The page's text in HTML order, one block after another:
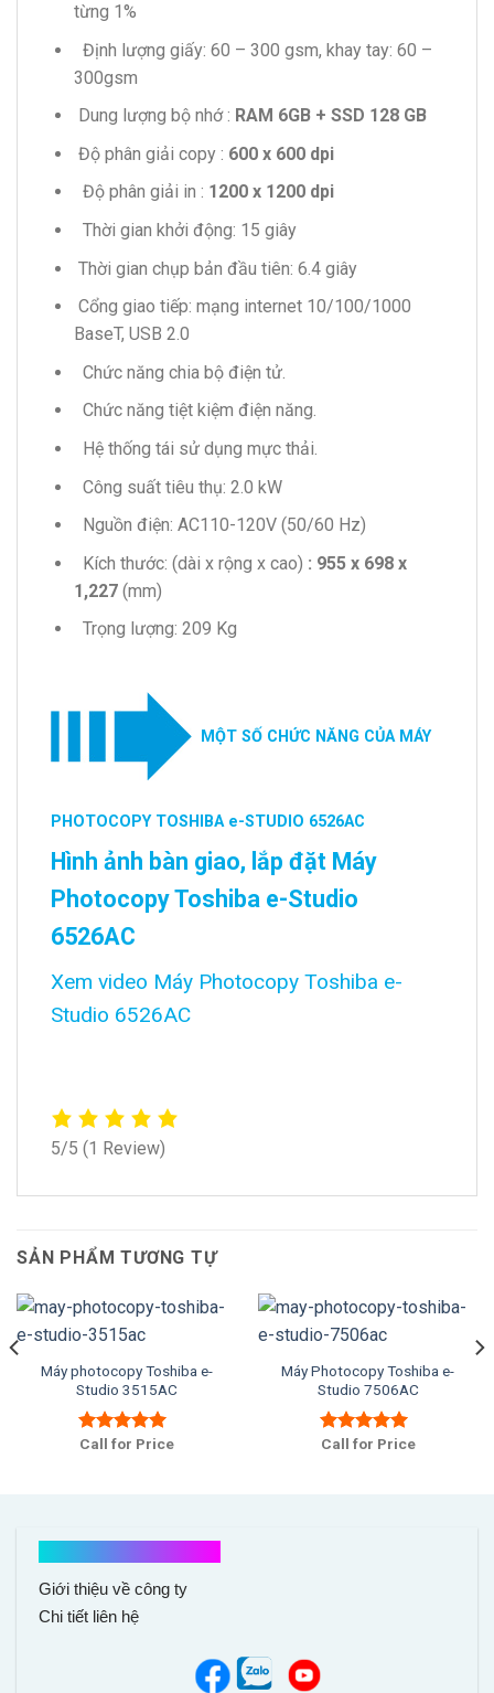
từng 1%
Định lượng giấy: 60 – 300 gsm, khay tay: 60 –
300gsm
Dung lượng bộ nhớ : RAM 6GB + SSD 128 GB
Độ phân giải copy : 600 x 600 dpi
Độ phân giải in : 1200 x 1200 dpi
Thời gian khởi động: 15 giây
Thời gian chụp bản đầu tiên: 6.4 giây
Cổng giao tiếp: mạng internet 10/100/1000
BaseT, USB 2.0
Chức năng chia bộ điện tử.
Chức năng tiệt kiệm điện năng.
Hệ thống tái sử dụng mực thải.
Công suất tiêu thụ: 2.0 kW
Nguồn điện: AC110-120V (50/60 Hz)
Kích thước: (dài x rộng x cao) : 955 x 698 x
1,227(mm)
Trọng lượng: 209 Kg
MỘT SỐ CHỨC NĂNG CỦA MÁY
PHOTOCOPY TOSHIBA e-STUDIO 6526AC
Hình ảnh bàn giao, lắp đặt Máy
Photocopy Toshiba e-Studio
6526AC
Xem video Máy Photocopy Toshiba e-
Studio 6526AC
5/5 (1 Review)
SẢN PHẨM TƯƠNG TỰ
Máy photocopy Toshiba e-
Studio 3515AC
Được xếp
Call for Price
Máy Photocopy Toshiba e-
Studio 7506AC
Được xếp
Call for Price
Giới thiệu về công ty
Chi tiết liên hệ